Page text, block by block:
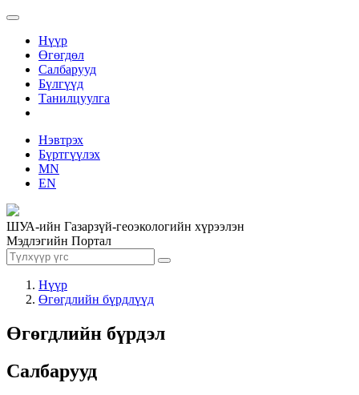
Нүүр
Өгөгдөл
Салбарууд
Бүлгүүд
Танилцуулга
Нэвтрэх
Бүртгүүлэх
MN
EN
ШУА-ийн Газарзүй-геоэкологийн хүрээлэн
Мэдлэгийн Портал
Нүүр
Өгөгдлийн бүрдлүүд
Өгөгдлийн бүрдэл
Салбарууд